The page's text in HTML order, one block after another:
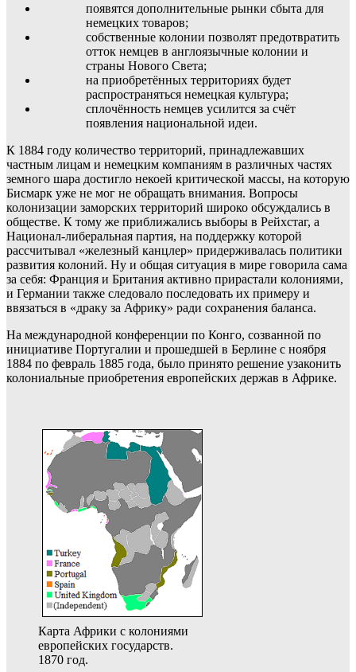
появятся дополнительные рынки сбыта для
немецких товаров;
собственные колонии позволят предотвратить
отток немцев в англоязычные колонии и
страны Нового Света;
на приобретённых территориях будет
распространяться немецкая культура;
сплочённость немцев усилится за счёт
появления национальной идеи.
К 1884 году количество территорий, принадлежавших
частным лицам и немецким компаниям в различных частях
земного шара достигло некоей критической массы, на которую
Бисмарк уже не мог не обращать внимания. Вопросы
колонизации заморских территорий широко обсуждались в
обществе. К тому же приближались выборы в Рейхстаг, а
Национал-либеральная партия, на поддержку которой
рассчитывал «железный канцлер» придерживалась политики
развития колоний. Ну и общая ситуация в мире говорила сама
за себя: Франция и Британия активно прирастали колониями,
и Германии также следовало последовать их примеру и
ввязаться в «драку за Африку» ради сохранения баланса.
На международной конференции по Конго, созванной по
инициативе Португалии и прошедшей в Берлине с ноября
1884 по февраль 1885 года, было принято решение узаконить
колониальные приобретения европейских держав в Африке.
Карта Африки с колониями
европейских государств.
1870 год.